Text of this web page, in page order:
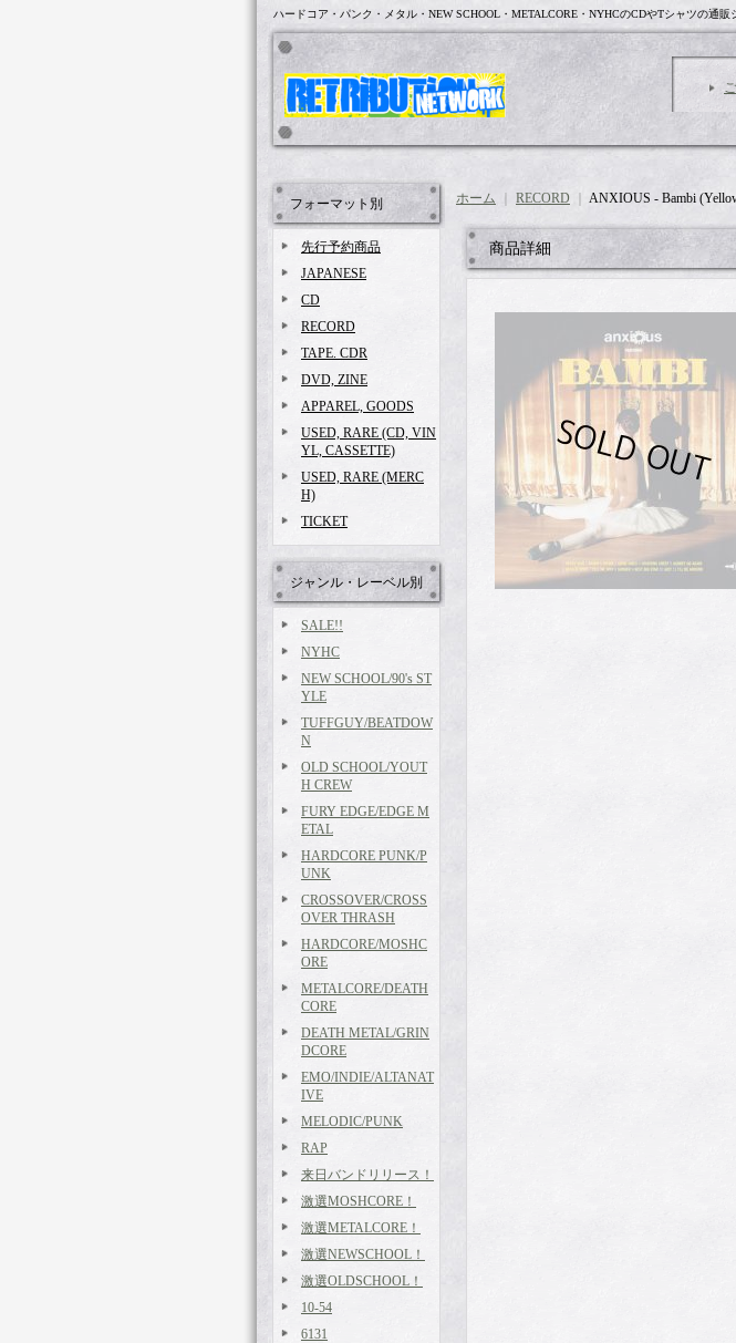
ハードコア・パンク・メタル・NEW SCHOOL・METALCORE・NYHCのCDやTシャツの通販
フォーマット別
先行予約商品
JAPANESE
CD
RECORD
TAPE. CDR
DVD, ZINE
APPAREL, GOODS
USED, RARE (CD, VIN
YL, CASSETTE)
USED, RARE (MERC
H)
TICKET
ジャンル・レーベル別
SALE!!
NYHC
NEW SCHOOL/90's ST
YLE
TUFFGUY/BEATDOW
N
OLD SCHOOL/YOUT
H CREW
FURY EDGE/EDGE M
ETAL
HARDCORE PUNK/P
UNK
CROSSOVER/CROSS
OVER THRASH
HARDCORE/MOSHC
ORE
METALCORE/DEATH
CORE
DEATH METAL/GRIN
DCORE
EMO/INDIE/ALTANAT
IVE
MELODIC/PUNK
RAP
来日バンドリリース！
激選MOSHCORE！
激選METALCORE！
激選NEWSCHOOL！
激選OLDSCHOOL！
10-54
6131
ホーム RECORD ANXIOUS - Bambi
商品詳細